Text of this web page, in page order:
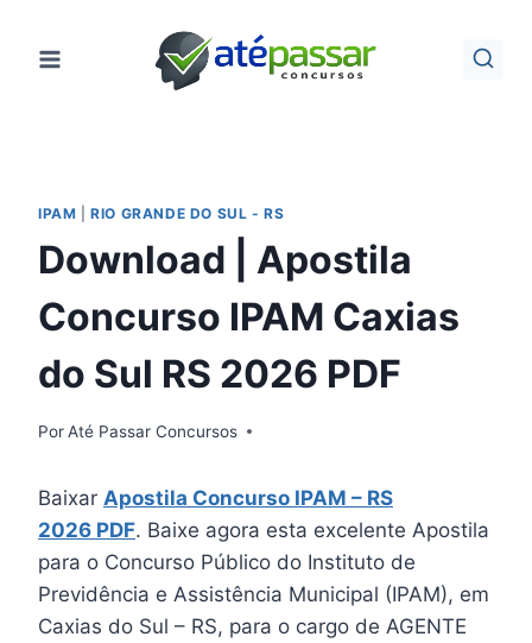
para
IPAM |RIO GRANDE DO SUL - RS
Download | Apostila
Concurso IPAM Caxias
do Sul RS 2026 PDF
PorAté Passar Concursos
Baixar Apostila Concurso IPAM – RS
2026 PDF. Baixe agora esta excelente Apostila
para o Concurso Público do Instituto de
Previdência e Assistência Municipal (IPAM), em
Caxias do Sul – RS, para o cargo de AGENTE